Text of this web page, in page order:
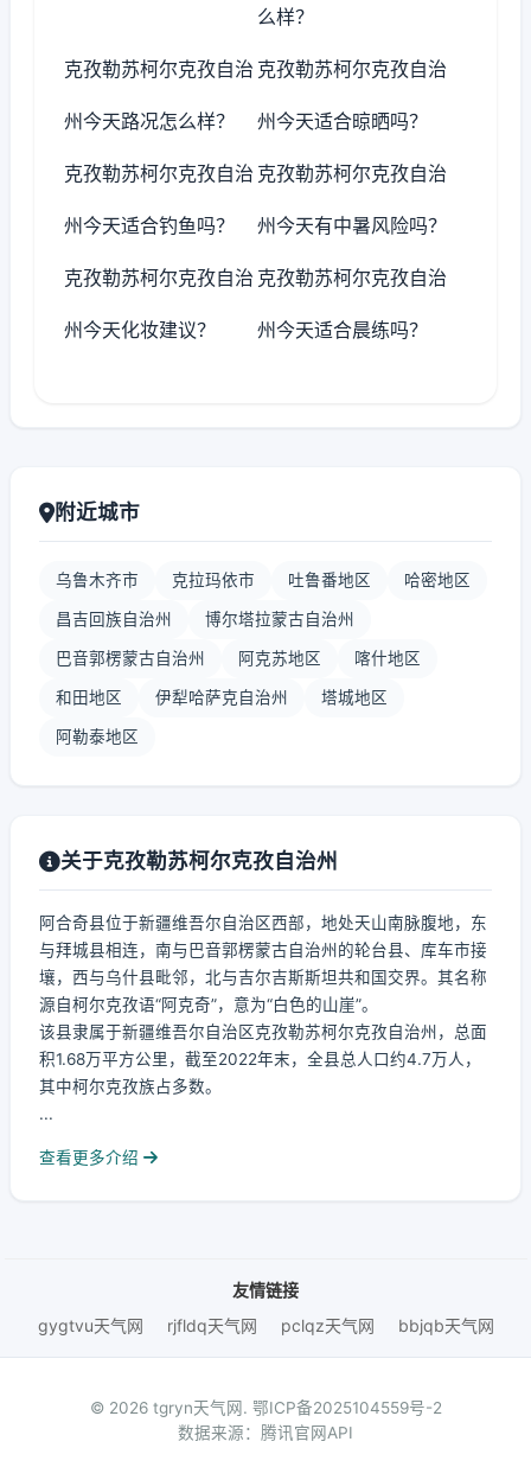
么样？
克孜勒苏柯尔克孜自治
州今天路况怎么样？
克孜勒苏柯尔克孜自治
州今天适合晾晒吗？
克孜勒苏柯尔克孜自治
州今天适合钓鱼吗？
克孜勒苏柯尔克孜自治
州今天有中暑风险吗？
克孜勒苏柯尔克孜自治
州今天化妆建议？
克孜勒苏柯尔克孜自治
州今天适合晨练吗？
附近城市
乌鲁木齐市 克拉玛依市 吐鲁番地区 哈密地区
昌吉回族自治州 博尔塔拉蒙古自治州
巴音郭楞蒙古自治州 阿克苏地区 喀什地区
和田地区 伊犁哈萨克自治州 塔城地区
阿勒泰地区
关于克孜勒苏柯尔克孜自治州
阿合奇县位于新疆维吾尔自治区西部，地处天山南脉腹地，东
与拜城县相连，南与巴音郭楞蒙古自治州的轮台县、库车市接
壤，西与乌什县毗邻，北与吉尔吉斯斯坦共和国交界。其名称
源自柯尔克孜语“阿克奇”，意为“白色的山崖”。
该县隶属于新疆维吾尔自治区克孜勒苏柯尔克孜自治州，总面
积1.68万平方公里，截至2022年末，全县总人口约4.7万人，
其中柯尔克孜族占多数。
...
查看更多介绍
友情链接
gygtvu天气网
rjfldq天气网 pclqz天气网 bbjqb天气网
© 2026 tgryn天气网. 鄂ICP备2025104559号-2
数据来源：腾讯官网API